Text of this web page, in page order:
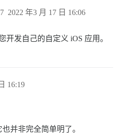
2022 年3 月 17 日 16:06
7
开发自己的自定义 iOS 应用。
16:19
也并非完全简单明了。